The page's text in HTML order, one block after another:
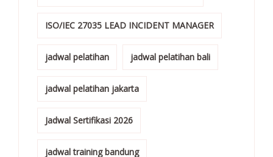
ISO/IEC 27035 LEAD INCIDENT MANAGER
jadwal pelatihan jadwal pelatihan bali
jadwal pelatihan jakarta
Jadwal Sertifikasi 2026
jadwal training bandung